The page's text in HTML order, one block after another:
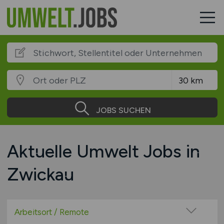
JOBS SUCHEN
Aktuelle Umwelt Jobs in
Zwickau
Arbeitsort / Remote